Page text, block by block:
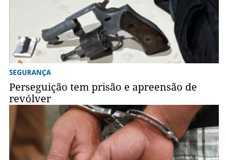
SEGURANÇA
Perseguição tem prisão e apreensão de
revólver